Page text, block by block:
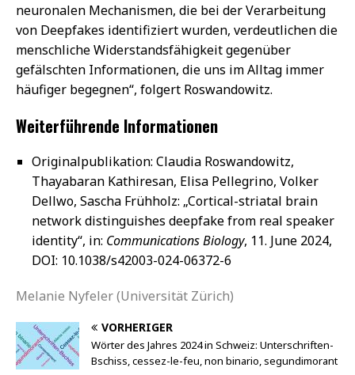
neuronalen Mechanismen, die bei der Verarbeitung
von Deepfakes identifiziert wurden, verdeutlichen die
menschliche Widerstandsfähigkeit gegenüber
gefälschten Informationen, die uns im Alltag immer
häufiger begegnen“, folgert Roswandowitz.
Weiterführende Informationen
Originalpublikation: Claudia Roswandowitz,
Thayabaran Kathiresan, Elisa Pellegrino, Volker
Dellwo, Sascha Frühholz: „Cortical-striatal brain
network distinguishes deepfake from real speaker
identity“, in: Communications Biology, 11. June 2024,
DOI: 10.1038/s42003-024-06372-6
Melanie Nyfeler (Universität Zürich)
VORHERIGER
Wörter des Jahres 2024 in Schweiz: Unterschriften-
Bschiss, cessez-le-feu, non binario, segundimorant